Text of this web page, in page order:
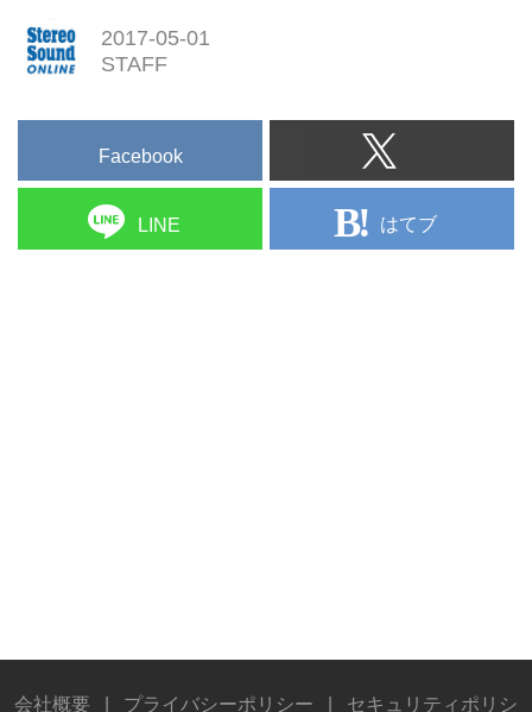
2017-05-01
STAFF
Facebook
LINE はてブ
会社概要 プライバシーポリシー セキュリティポリシ